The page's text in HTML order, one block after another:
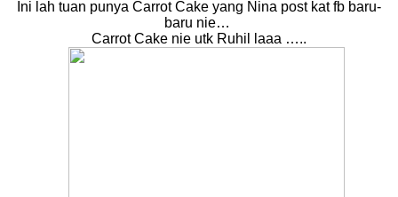
Ini lah tuan punya Carrot Cake yang Nina post kat fb baru-
baru nie…
Carrot Cake nie utk Ruhil laaa …..